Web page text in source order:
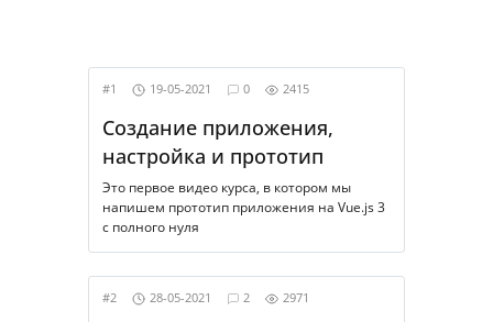
#1 19-05-2021 0 2415
Создание приложения,
настройка и прототип
Это первое видео курса, в котором мы
напишем прототип приложения на Vue.js 3
с полного нуля
#2 28-05-2021 2 2971